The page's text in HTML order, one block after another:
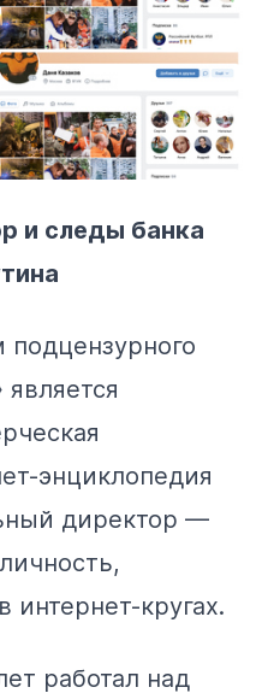
и следы банка
энциклопедия
директор —
интернет-кругах.
работал над